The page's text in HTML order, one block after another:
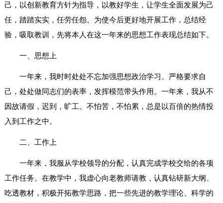
己，以创新教育方针为指导，以教好学生，让学生全面发展为己
任，踏踏实实，任劳任怨。为使今后更好地开展工作，总结经
验，吸取教训，先将本人在这一年来的思想工作表现总结如下。
一、思想上
一年来，我时时处处不忘加强思想政治学习。严格要求自
己，处处做同志们的表率，发挥模范带头作用。一年来，我从不
因故请假，迟到，旷工。不怕苦，不怕累，总是以百倍的热情投
入到工作之中。
二、工作上
一年来，我服从学校领导的分配，认真完成学校交给的各项
工作任务。在教学中，我虚心向老教师请教，认真钻研新大纲、
吃透教材，积极开拓教学思路，把一些先进的教学理论、科学的